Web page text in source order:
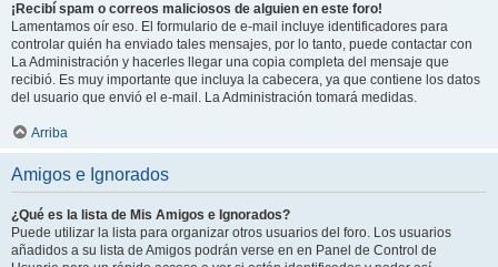
¡Recibí spam o correos maliciosos de alguien en este foro!
Lamentamos oír eso. El formulario de e-mail incluye identificadores para
controlar quién ha enviado tales mensajes, por lo tanto, puede contactar con
La Administración y hacerles llegar una copia completa del mensaje que
recibió. Es muy importante que incluya la cabecera, ya que contiene los datos
del usuario que envió el e-mail. La Administración tomará medidas.
Arriba
Amigos e Ignorados
¿Qué es la lista de Mis Amigos e Ignorados?
Puede utilizar la lista para organizar otros usuarios del foro. Los usuarios
añadidos a su lista de Amigos podrán verse en en Panel de Control de